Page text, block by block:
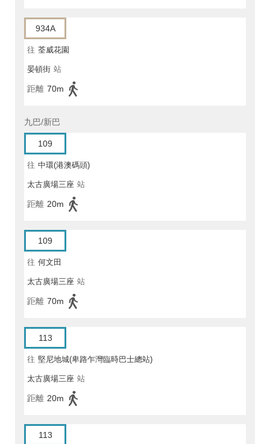
934A
往 荃威花園
晏頓街 站
距離 70m
九巴/新巴
109
往 中環(港澳碼頭)
太古廣場三座 站
距離 20m
109
往 何文田
太古廣場三座 站
距離 70m
113
往 堅尼地城(卑路乍灣臨時巴士總站)
太古廣場三座 站
距離 20m
113